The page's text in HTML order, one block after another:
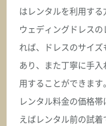
はレンタルを利用する
ウェディングドレス
れば、ドレスのサイ
あり、また丁寧に手
用することができます。
レンタル料金の価格
えばレンタル前の試